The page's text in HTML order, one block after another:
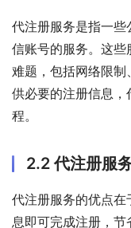
代注册服务是指一
信账号的服务。这
难题，包括网络限
供必要的注册信息
程。
2.2 代注册服
代注册服务的优点
息即可完成注册，